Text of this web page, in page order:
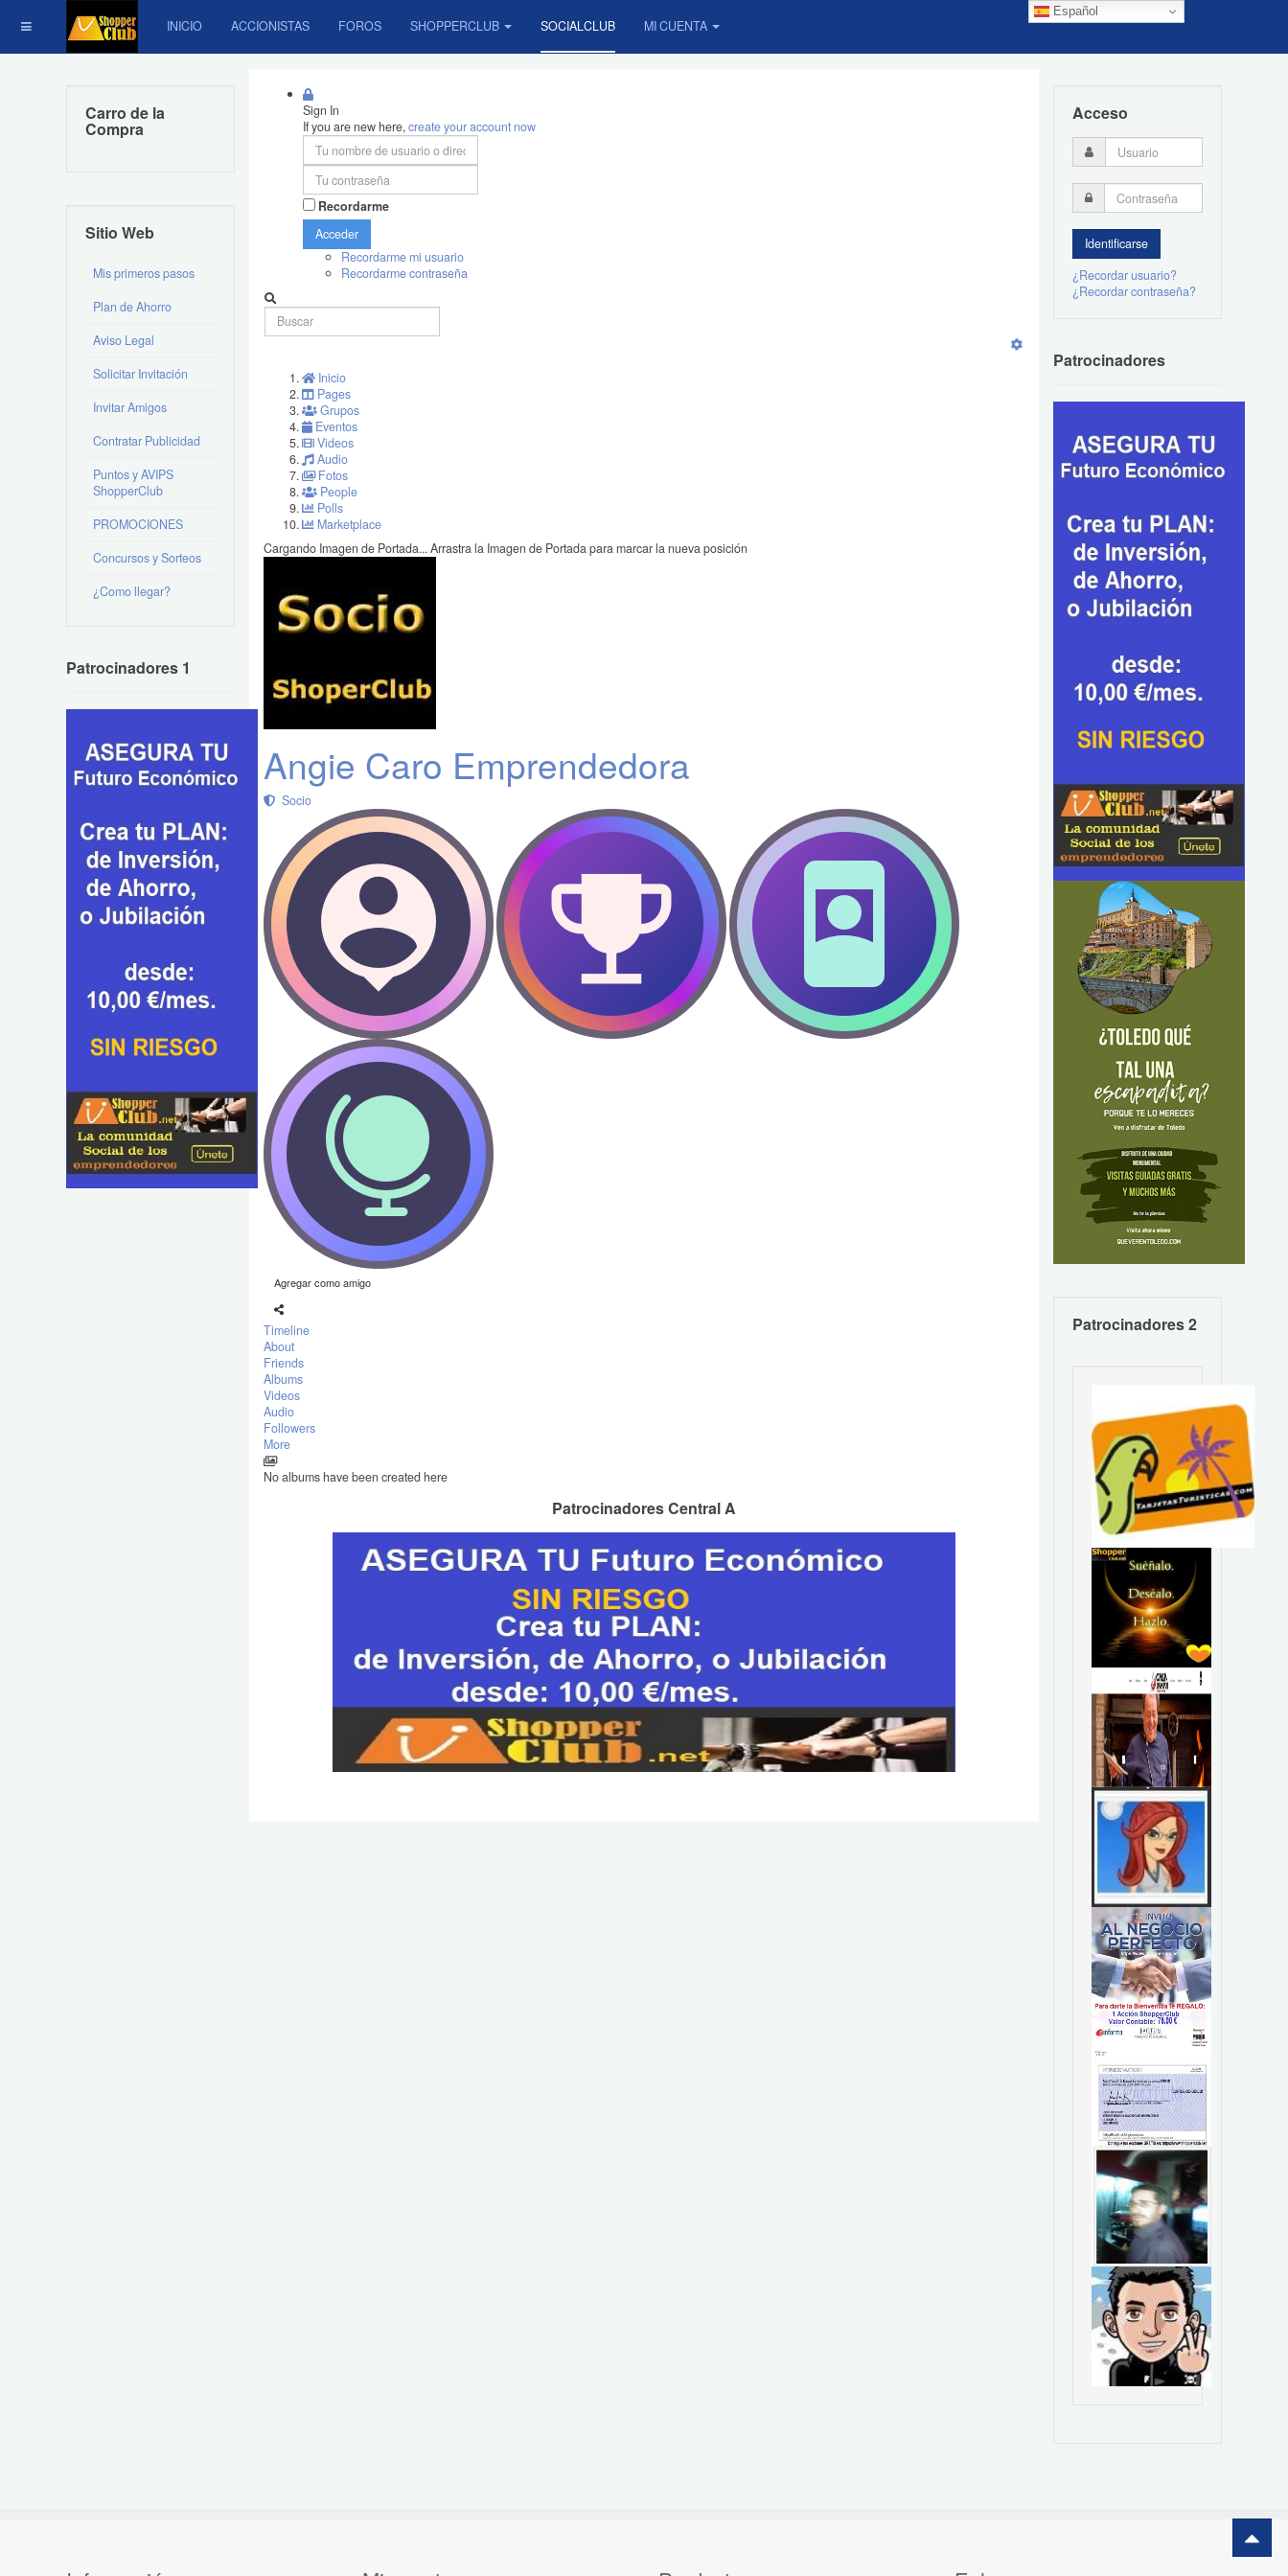
Español
INICIO ACCIONISTAS FOROS SHOPPERCLUB SOCIALCLUB MI CUENTA
Sign In
If you are new here,create your account now
Recordarme
Acceder
Recordarme mi usuario
Recordarme contraseña
Inicio
Pages
Grupos
Eventos
Videos
Audio
Fotos
People
Polls
Marketplace
Cargando Imagen de Portada...Arrastra la Imagen de Portada para marcar la nueva posición
Angie Caro Emprendedora
Socio
Agregar como amigo
Timeline
About
Friends
Albums
Videos
Audio
Followers
More
No albums have been created here
Patrocinadores Central A
Carro de la
Compra
Sitio Web
Mis primeros pasos
Plan de Ahorro
Aviso Legal
Solicitar Invitación
Invitar Amigos
Contratar Publicidad
Puntos y AVIPS
ShopperClub
PROMOCIONES
Concursos y Sorteos
¿Como llegar?
Patrocinadores 1
Acceso
¿Recordar usuario?
¿Recordar contraseña?
Patrocinadores
Patrocinadores 2